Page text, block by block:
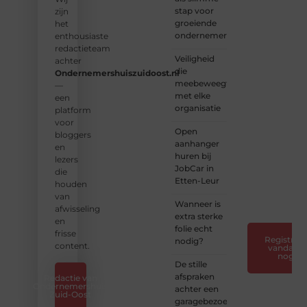
zijn
het
enthousiaste
redactieteam
achter
Ondernemershuiszuidoost.nl
—
een
platform
voor
bloggers
en
lezers
die
houden
van
afwisseling
en
frisse
content.
Redactie van
Ondernemershuis
Zuid-Oost
stap voor
groeiende
ondernemers
Veiligheid
die
meebeweegt
met elke
organisatie
Open
aanhanger
huren bij
JobCar in
Etten-Leur
Wanneer is
extra sterke
folie echt
nodig?
De stille
afspraken
achter een
garagebezoek
Registreer
vandaag
nog